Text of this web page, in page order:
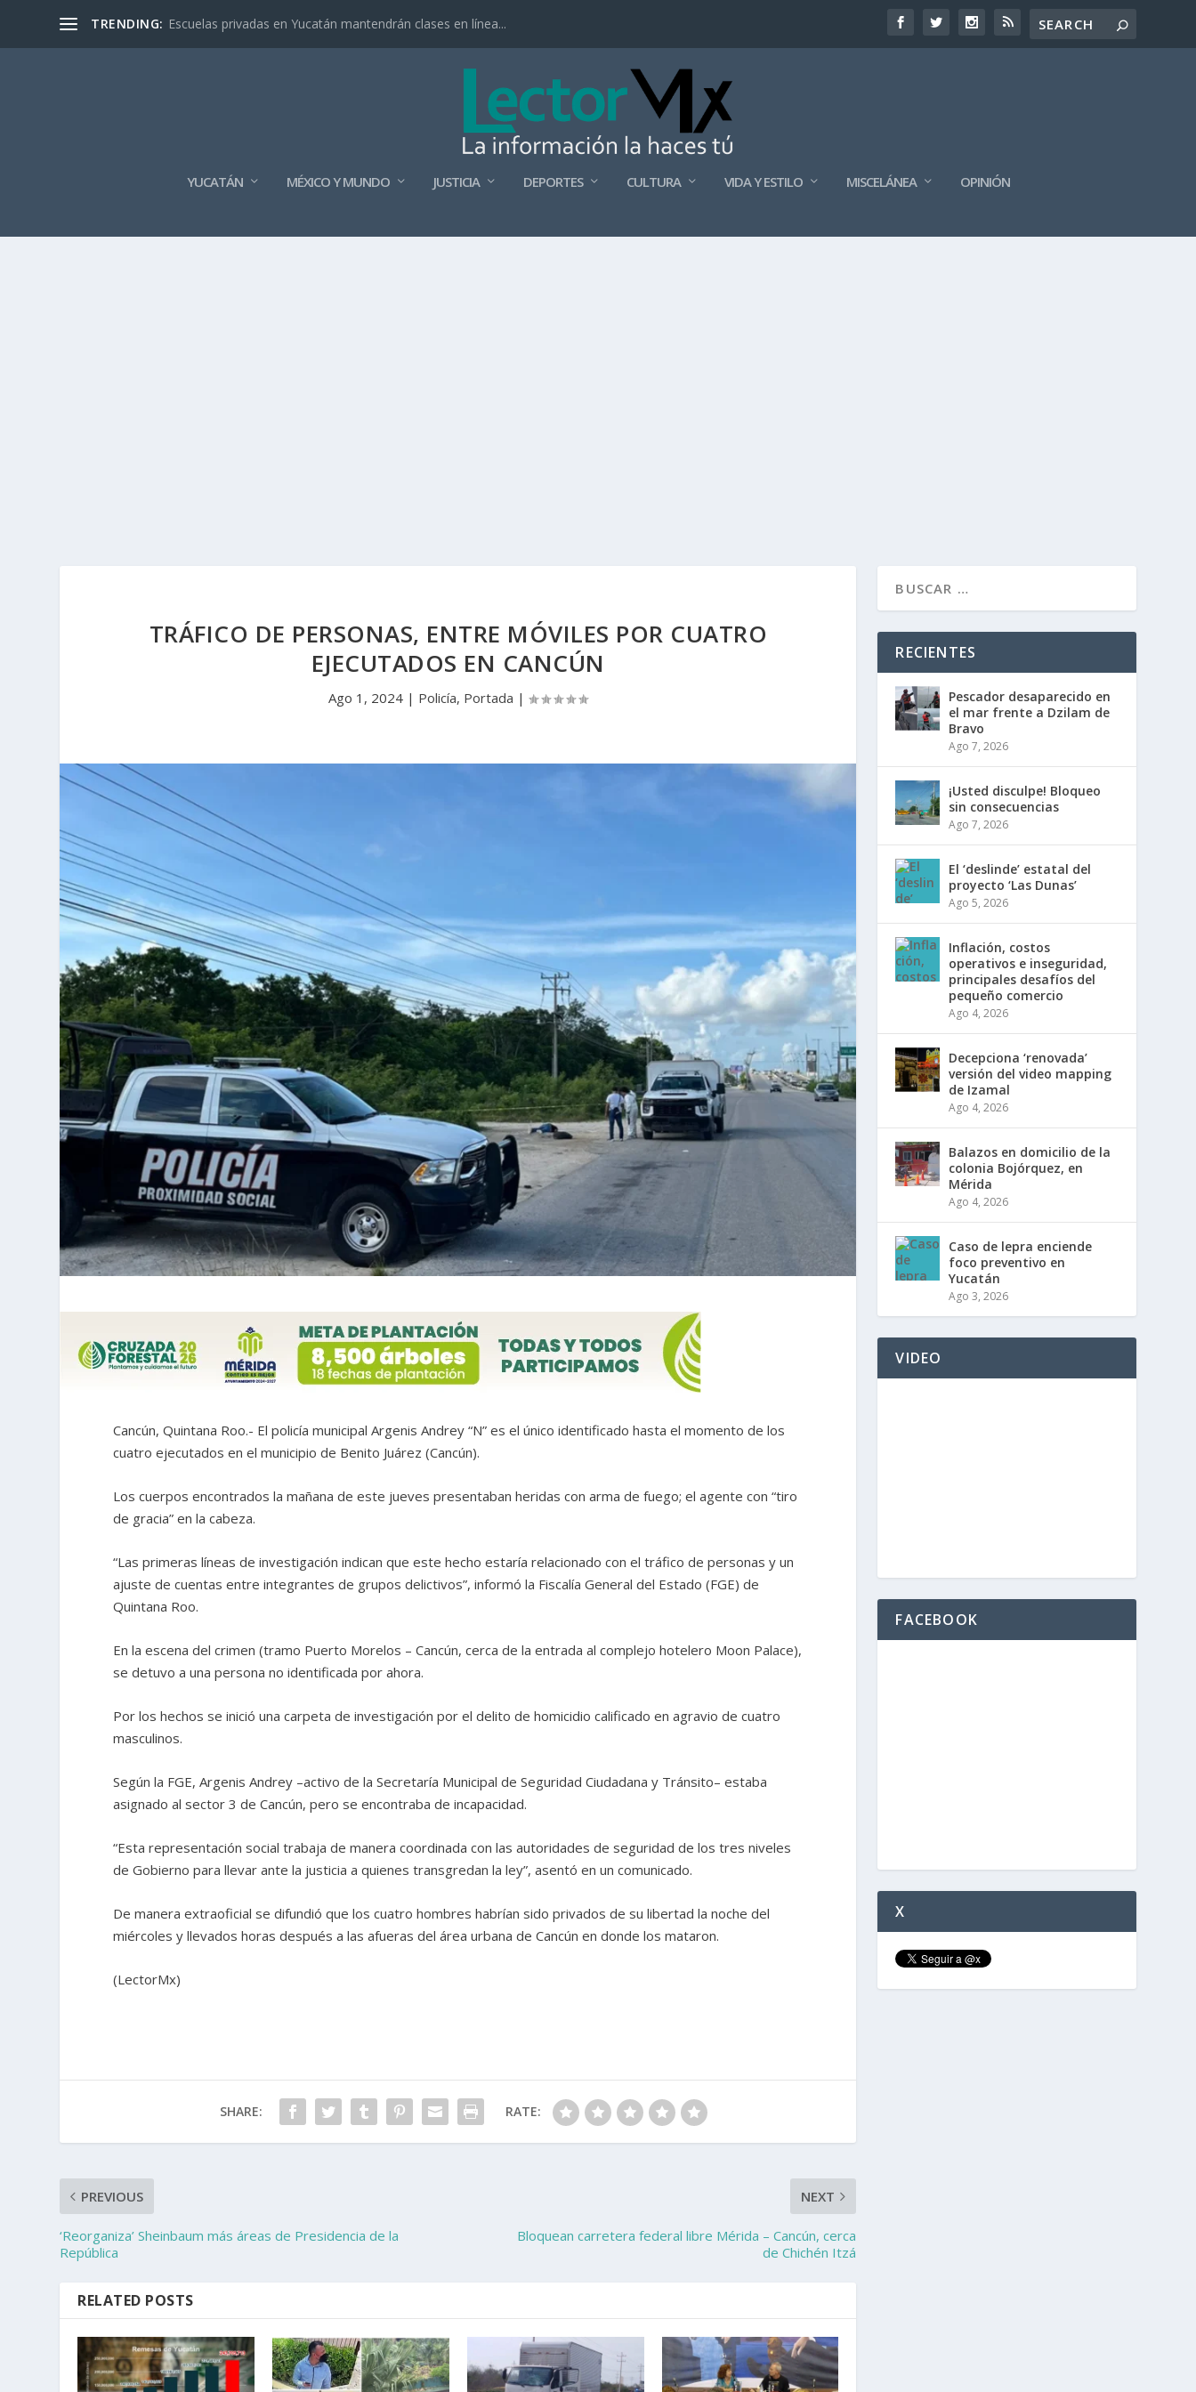
TRENDING: Escuelas privadas en Yucatán mantendrán clases en línea...
YUCATÁN MÉXICO Y MUNDO JUSTICIA DEPORTES CULTURA VIDA Y ESTILO MISCELÁNEA OPINIÓN
TRÁFICO DE PERSONAS, ENTRE MÓVILES POR CUATRO
EJECUTADOS EN CANCÚN
Ago 1, 2024 | Policía, Portada |
Cancún, Quintana Roo.- El policía municipal Argenis Andrey “N” es el único identificado hasta el momento de los
cuatro ejecutados en el municipio de Benito Juárez (Cancún).
Los cuerpos encontrados la mañana de este jueves presentaban heridas con arma de fuego; el agente con “tiro
de gracia” en la cabeza.
“Las primeras líneas de investigación indican que este hecho estaría relacionado con el tráfico de personas y un
ajuste de cuentas entre integrantes de grupos delictivos”, informó la Fiscalía General del Estado (FGE) de
Quintana Roo.
En la escena del crimen (tramo Puerto Morelos – Cancún, cerca de la entrada al complejo hotelero Moon Palace),
se detuvo a una persona no identificada por ahora.
Por los hechos se inició una carpeta de investigación por el delito de homicidio calificado en agravio de cuatro
masculinos.
Según la FGE, Argenis Andrey –activo de la Secretaría Municipal de Seguridad Ciudadana y Tránsito– estaba
asignado al sector 3 de Cancún, pero se encontraba de incapacidad.
“Esta representación social trabaja de manera coordinada con las autoridades de seguridad de los tres niveles
de Gobierno para llevar ante la justicia a quienes transgredan la ley”, asentó en un comunicado.
De manera extraoficial se difundió que los cuatro hombres habrían sido privados de su libertad la noche del
miércoles y llevados horas después a las afueras del área urbana de Cancún en donde los mataron.
(LectorMx)
SHARE: RATE:
PREVIOUS
‘Reorganiza’ Sheinbaum más áreas de Presidencia de la
República
NEXT
Bloquean carretera federal libre Mérida – Cancún, cerca
de Chichén Itzá
RELATED POSTS
RECIENTES
Pescador desaparecido en
el mar frente a Dzilam de
Bravo
Ago 7, 2026
¡Usted disculpe! Bloqueo
sin consecuencias
Ago 7, 2026
El ‘deslinde’ estatal del
proyecto ‘Las Dunas’
Ago 5, 2026
Inflación, costos
operativos e inseguridad,
principales desafíos del
pequeño comercio
Ago 4, 2026
Decepciona ‘renovada’
versión del video mapping
de Izamal
Ago 4, 2026
Balazos en domicilio de la
colonia Bojórquez, en
Mérida
Ago 4, 2026
Caso de lepra enciende
foco preventivo en
Yucatán
Ago 3, 2026
VIDEO
FACEBOOK
X